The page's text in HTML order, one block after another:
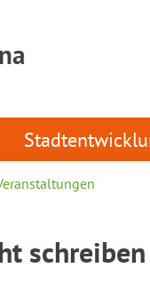
schreiben